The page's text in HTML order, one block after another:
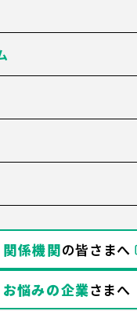
関係機関の皆さまへ
お悩みの企業さまへ